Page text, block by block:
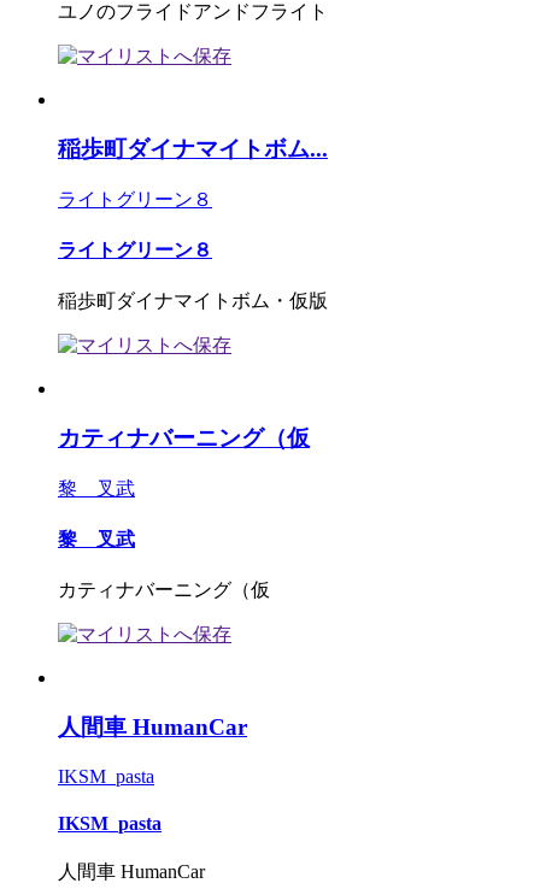
ユノのフライドアンドフライト
稲歩町ダイナマイトボム...
ライトグリーン８
ライトグリーン８
稲歩町ダイナマイトボム・仮版
カティナバーニング（仮
黎 叉武
黎 叉武
カティナバーニング（仮
人間車 HumanCar
IKSM_pasta
IKSM_pasta
人間車 HumanCar